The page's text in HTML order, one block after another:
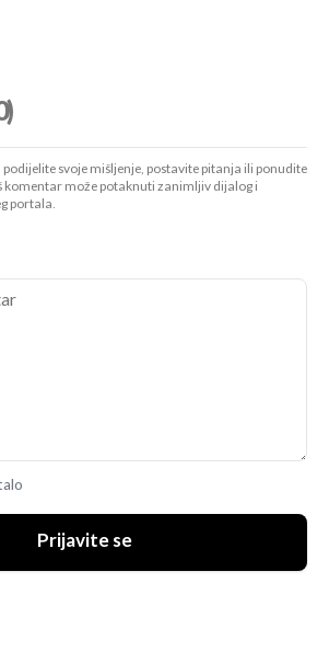
podijelite svoje mišljenje, postavite pitanja ili ponudite
komentar može potaknuti zanimljiv dijalog i
portala.
Prijavite se